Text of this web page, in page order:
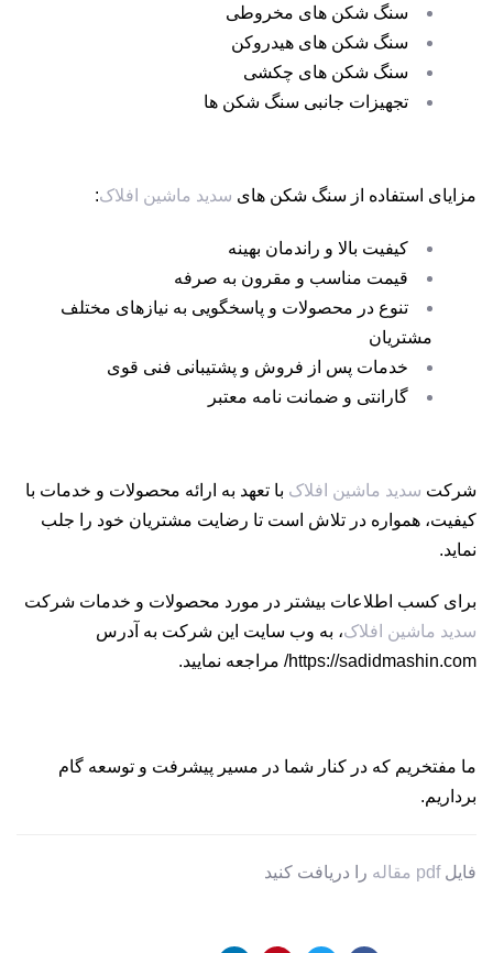
سنگ شکن های مخروطی
سنگ شکن های هیدروکن
سنگ شکن های چکشی
تجهیزات جانبی سنگ شکن ها
مزایای استفاده از سنگ شکن های سدید ماشین افلاک:
کیفیت بالا و راندمان بهینه
قیمت مناسب و مقرون به صرفه
تنوع در محصولات و پاسخگویی به نیازهای مختلف
مشتریان
خدمات پس از فروش و پشتیبانی فنی قوی
گارانتی و ضمانت نامه معتبر
شرکت سدید ماشین افلاک با تعهد به ارائه محصولات و خدمات با
کیفیت، همواره در تلاش است تا رضایت مشتریان خود را جلب
نماید.
برای کسب اطلاعات بیشتر در مورد محصولات و خدمات شرکت
سدید ماشین افلاک، به وب سایت این شرکت به آدرس
https://sadidmashin.com/
مراجعه نمایید.
ما مفتخریم که در کنار شما در مسیر پیشرفت و توسعه گام
برداریم.
فایلpdf مقاله را دریافت کنید